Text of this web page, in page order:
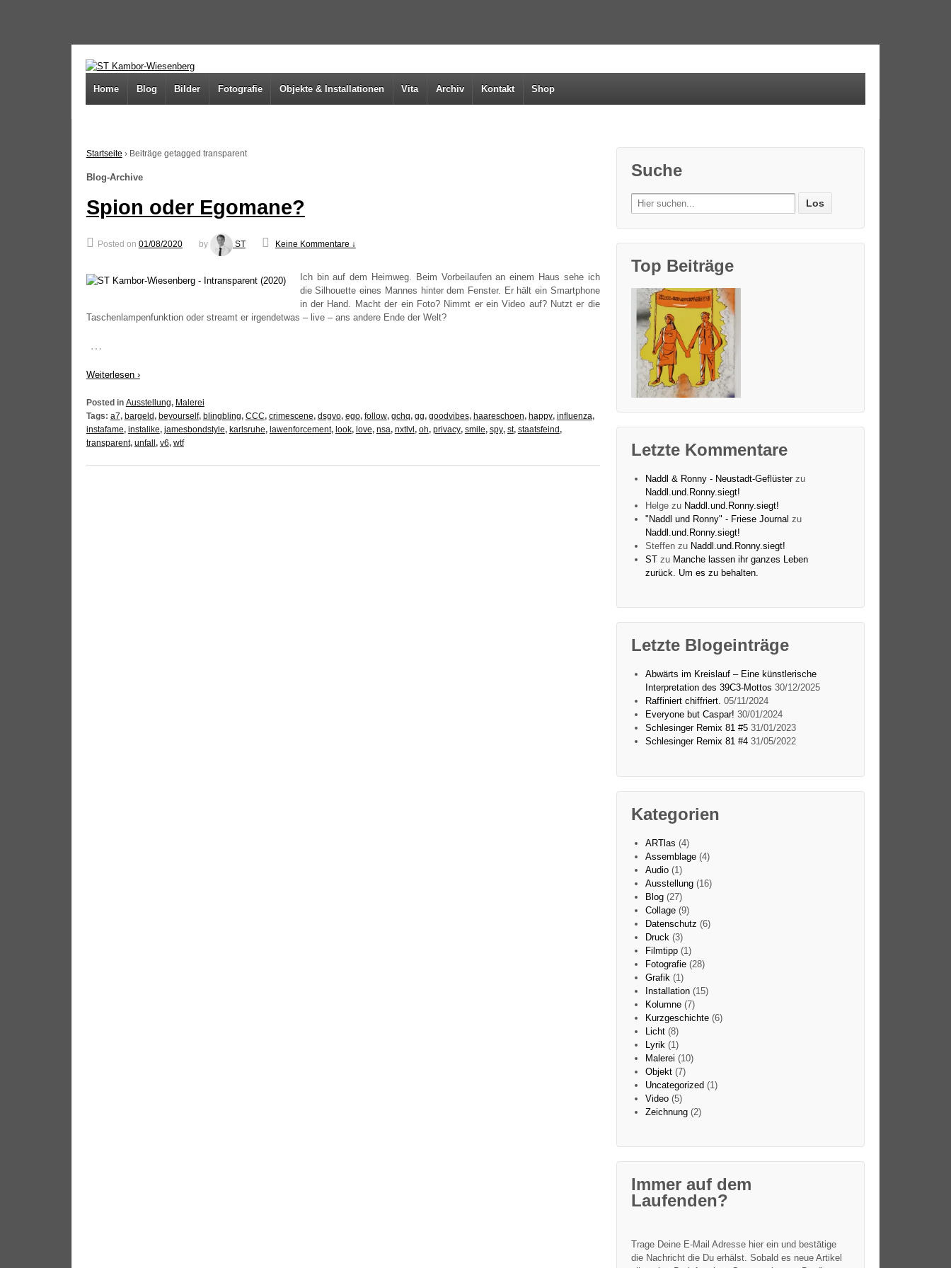
↓
SKIP
Home Blog Bilder Fotografie Objekte & Installationen Vita Archiv Kontakt Shop
Startseite › Beiträge getagged transparent
Blog-Archive
Spion oder Egomane?
Posted on 01/08/2020 by ST Keine Kommentare ↓
Ich bin auf dem Heim­weg. Beim Vor­bei­lau­fen an einem Haus sehe ich
die Sil­hou­et­te eines Man­nes hin­ter dem Fens­ter. Er hält ein Smart­phone
in der Hand. Macht der ein Foto? Nimmt er ein Video auf? Nutzt er die
Taschen­lam­pen­funk­ti­on oder streamt er irgend­et­was – live – ans ande­re Ende der Welt?
…
Wei­ter­le­sen ›
Posted in Ausstellung, Malerei
Tags: a7, bargeld, beyourself, blingbling, CCC, crimescene, dsgvo, ego, follow, gchq, gg, goodvibes, haareschoen, happy, influenza,
instafame, instalike, jamesbondstyle, karlsruhe, lawenforcement, look, love, nsa, nxtlvl, oh, privacy, smile, spy, st, staatsfeind,
transparent, unfall, v6, wtf
Suche
Search
for:
Top Beiträge
Letzte Kommentare
Naddl & Ronny - Neustadt-Geflüsterzu
Naddl.und.Ronny.siegt!
Helgezu Naddl.und.Ronny.siegt!
"Naddl und Ronny" - Friese Journal zu
Naddl.und.Ronny.siegt!
Steffenzu Naddl.und.Ronny.siegt!
STzu Manche lassen ihr ganzes Leben
zurück. Um es zu behalten.
Letzte Blogeinträge
Abwärts im Kreislauf – Eine künstlerische
Interpretation des 39C3-Mottos 30/12/2025
Raffiniert chiffriert. 05/11/2024
Everyone but Caspar! 30/01/2024
Schlesinger Remix 81 #5 31/01/2023
Schlesinger Remix 81 #4 31/05/2022
Kategorien
ARTlas (4)
Assemblage(4)
Audio(1)
Ausstellung(16)
Blog(27)
Collage(9)
Datenschutz (6)
Druck (3)
Filmtipp(1)
Fotografie(28)
Grafik (1)
Installation(15)
Kolumne(7)
Kurzgeschichte(6)
Licht(8)
Lyrik (1)
Malerei (10)
Objekt(7)
Uncategorized(1)
Video(5)
Zeichnung(2)
Immer auf dem
Laufenden?
Trage Deine E-Mail Adresse hier ein und bestätige
die Nachricht die Du erhälst. Sobald es neue Artikel